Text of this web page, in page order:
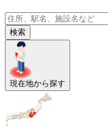
検索
現在地から探す